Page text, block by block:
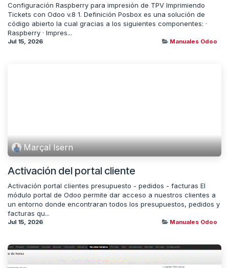
Configuración Raspberry para impresión de TPV Imprimiendo
Tickets con Odoo v.8 1. Definición Posbox es una solución de
código abierto la cual gracias a los siguientes componentes: ·
Raspberry · Impres...
Jul 15, 2026 Manuales Odoo
Marçal Isern
Activación del portal cliente
Activación portal clientes presupuesto - pedidos - facturas El
módulo portal de Odoo permite dar acceso a nuestros clientes a
un entorno donde encontraran todos los presupuestos, pedidos y
facturas qu...
Jul 15, 2026 Manuales Odoo